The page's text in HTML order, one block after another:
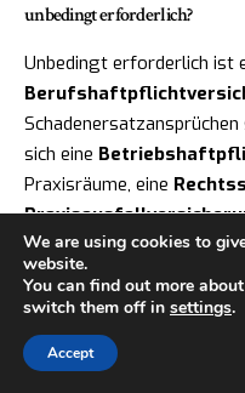
unbedingt erforderlich?
Unbedingt erforderlich ist
sich eine
Praxisräume, eine
Ausfallzeiten. EineCyber-
Datenverarbeitung immer
Kann ich als angestellter
Nebentätigkeit führen?
We are using cookies to
website.
You can find out more
switch them off in settings.
Accept